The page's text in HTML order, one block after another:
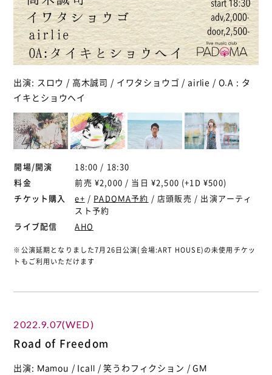
出演: スロウ / 高木誠司 / イワタショウゴ / airlie / O.A : タ
イキとショウヘイ
開場/開演
18:00 / 18:30
料金
前売 ¥2,000 / 当日 ¥2,500 (+1D ¥500)
チケット購入
e+ / PADOMA予約 / 店頭販売 / 出演アーティ
スト予約
ライブ配信
AHO
※公演延期となりました7月26日公演(会場:ART HOUSE)の未使用チケッ
トもご利用いただけます
2022.9.07(WED)
Road of Freedom
出演: Mamou / Icall / 笑うわフィクション / GM